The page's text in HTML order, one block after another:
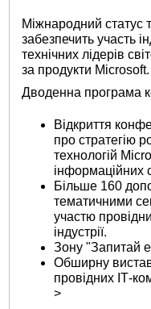
Міжнародний статус
забезпечить участь
технічних лідерів
за продукти Microsoft.
Дводенна програма
Відкриття
про стратегію
технологій
інформаційних
Більше 160
тематичними
участю
індустрії.
Зону "Запитай
Обширну
провідних ІТ-
>